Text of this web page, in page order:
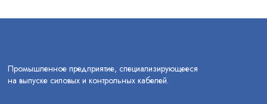
Промышленное предприятие, специализирующееся
на выпуске силовых и контрольных кабелей.